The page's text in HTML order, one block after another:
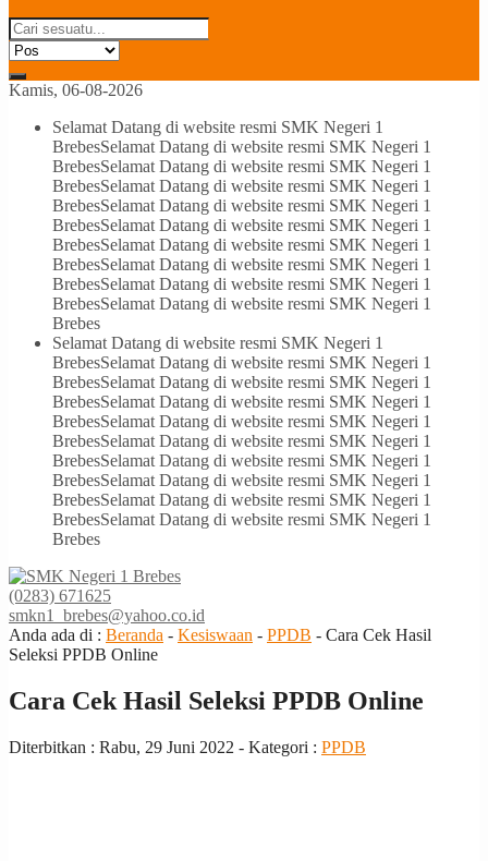
Kamis, 06-08-2026
Selamat Datang di website resmi SMK Negeri 1
BrebesSelamat Datang di website resmi SMK Negeri 1
BrebesSelamat Datang di website resmi SMK Negeri 1
BrebesSelamat Datang di website resmi SMK Negeri 1
BrebesSelamat Datang di website resmi SMK Negeri 1
BrebesSelamat Datang di website resmi SMK Negeri 1
BrebesSelamat Datang di website resmi SMK Negeri 1
BrebesSelamat Datang di website resmi SMK Negeri 1
BrebesSelamat Datang di website resmi SMK Negeri 1
BrebesSelamat Datang di website resmi SMK Negeri 1
Brebes
Selamat Datang di website resmi SMK Negeri 1
BrebesSelamat Datang di website resmi SMK Negeri 1
BrebesSelamat Datang di website resmi SMK Negeri 1
BrebesSelamat Datang di website resmi SMK Negeri 1
BrebesSelamat Datang di website resmi SMK Negeri 1
BrebesSelamat Datang di website resmi SMK Negeri 1
BrebesSelamat Datang di website resmi SMK Negeri 1
BrebesSelamat Datang di website resmi SMK Negeri 1
BrebesSelamat Datang di website resmi SMK Negeri 1
BrebesSelamat Datang di website resmi SMK Negeri 1
Brebes
(0283) 671625
smkn1_brebes@yahoo.co.id
Anda ada di : Beranda - Kesiswaan - PPDB - Cara Cek Hasil
Seleksi PPDB Online
Cara Cek Hasil Seleksi PPDB Online
Diterbitkan : Rabu, 29 Juni 2022 - Kategori : PPDB